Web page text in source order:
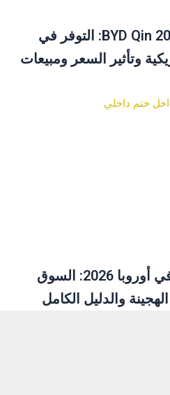
وحدات مبيعات BYD Qin 2023: التوفر في
وتأثير السعر ومبيعات
سعر BYD Seal U في أوروبا 2026: السوق